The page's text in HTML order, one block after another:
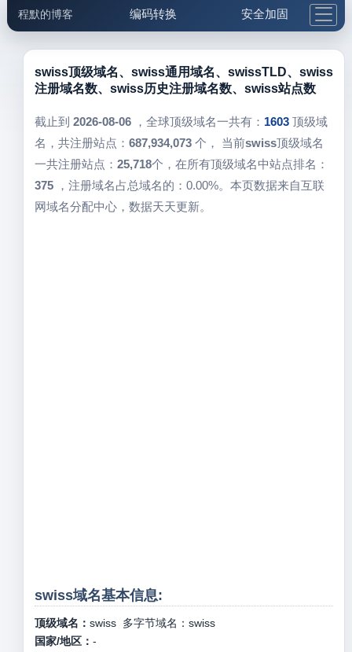
程默的博客 编码转换 安全加固
邮件工具 生活便民 更多工具
5.1支付宝大红包
swiss顶级域名、swiss通用域名、swissTLD、swiss
注册域名数、swiss历史注册域名数、swiss站点数
截止到 2026-08-06，全球顶级域名一共有： 1603 顶级域
名，共注册站点： 687,934,073 个， 当前swiss顶级域名
一共注册站点： 25,718个，在所有顶级域名中站点排名：
375，注册域名占总域名的：0.00%。本页数据来自互联
网域名分配中心，数据天天更新。
swiss域名基本信息:
顶级域名： swiss多字节域名： swiss
国家/地区： -